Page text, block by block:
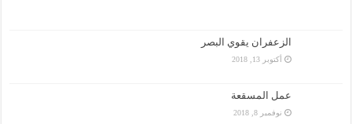
الزعفران يقوي البصر
أكتوبر 13, 2018
عمل المسقعة
نوفمبر 8, 2018